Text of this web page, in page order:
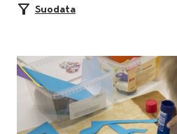
Suodata